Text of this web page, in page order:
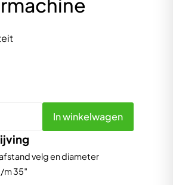
velg en diameter
m 35″
In winkelwagen